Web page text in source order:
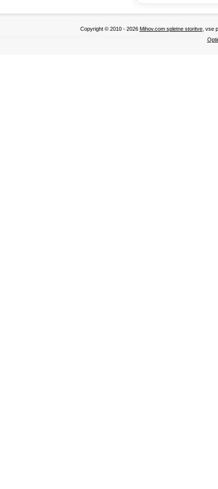
Copyright © 2010 - 2026 Mihov.com spletne storitve, vse